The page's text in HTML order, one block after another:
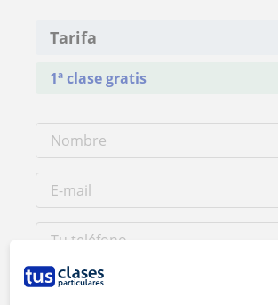
Tarifa
1ª clase gratis